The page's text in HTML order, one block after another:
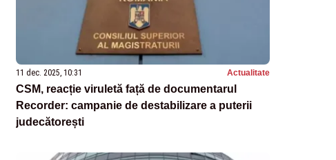
11 dec. 2025, 10:31 Actualitate
CSM, reacție viruletă față de documentarul
Recorder: campanie de destabilizare a puterii
judecătorești